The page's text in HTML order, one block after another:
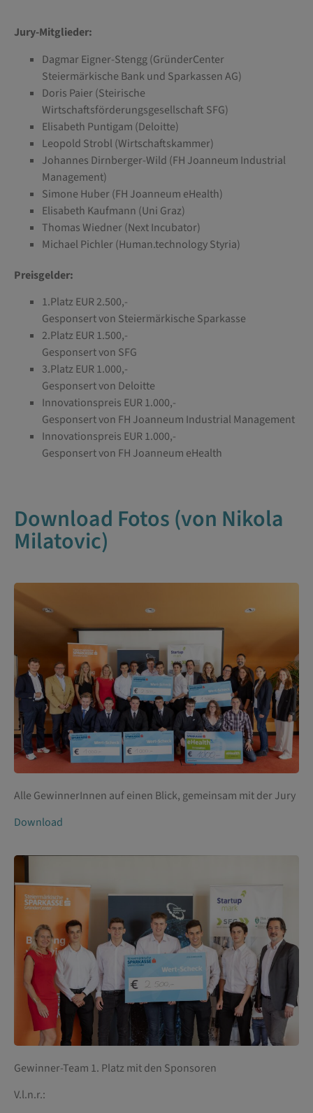
Jury-Mitglieder:
Dagmar Eigner-Stengg (GründerCenter
Steiermärkische Bank und Sparkassen AG)
Doris Paier (Steirische
Wirtschaftsförderungsgesellschaft SFG)
Elisabeth Puntigam (Deloitte)
Leopold Strobl (Wirtschaftskammer)
Johannes Dirnberger-Wild (FH Joanneum Industrial
Management)
Simone Huber (FH Joanneum eHealth)
Elisabeth Kaufmann (Uni Graz)
Thomas Wiedner (Next Incubator)
Michael Pichler (Human.technology Styria)
Preisgelder:
1.Platz EUR 2.500,-
Gesponsert von Steiermärkische Sparkasse
2.Platz EUR 1.500,-
Gesponsert von SFG
3.Platz EUR 1.000,-
Gesponsert von Deloitte
Innovationspreis EUR 1.000,-
Gesponsert von FH Joanneum Industrial Management
Innovationspreis EUR 1.000,-
Gesponsert von FH Joanneum eHealth
Download Fotos (von Nikola
Milatovic)
Alle GewinnerInnen auf einen Blick, gemeinsam mit der Jury
Download
Gewinner-Team 1. Platz mit den Sponsoren
V.l.n.r.: